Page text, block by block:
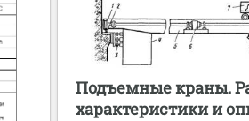
Подъемные краны.
характеристики и